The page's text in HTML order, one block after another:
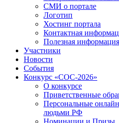
СМИ о портале
Логотип
Хостинг портала
Контактная
Полезная информация
Участники
Новости
События
Конкурс «СОС-2026»
О конкурсе
Приветственные
Персональные
людьми РФ
Номинации и Призы